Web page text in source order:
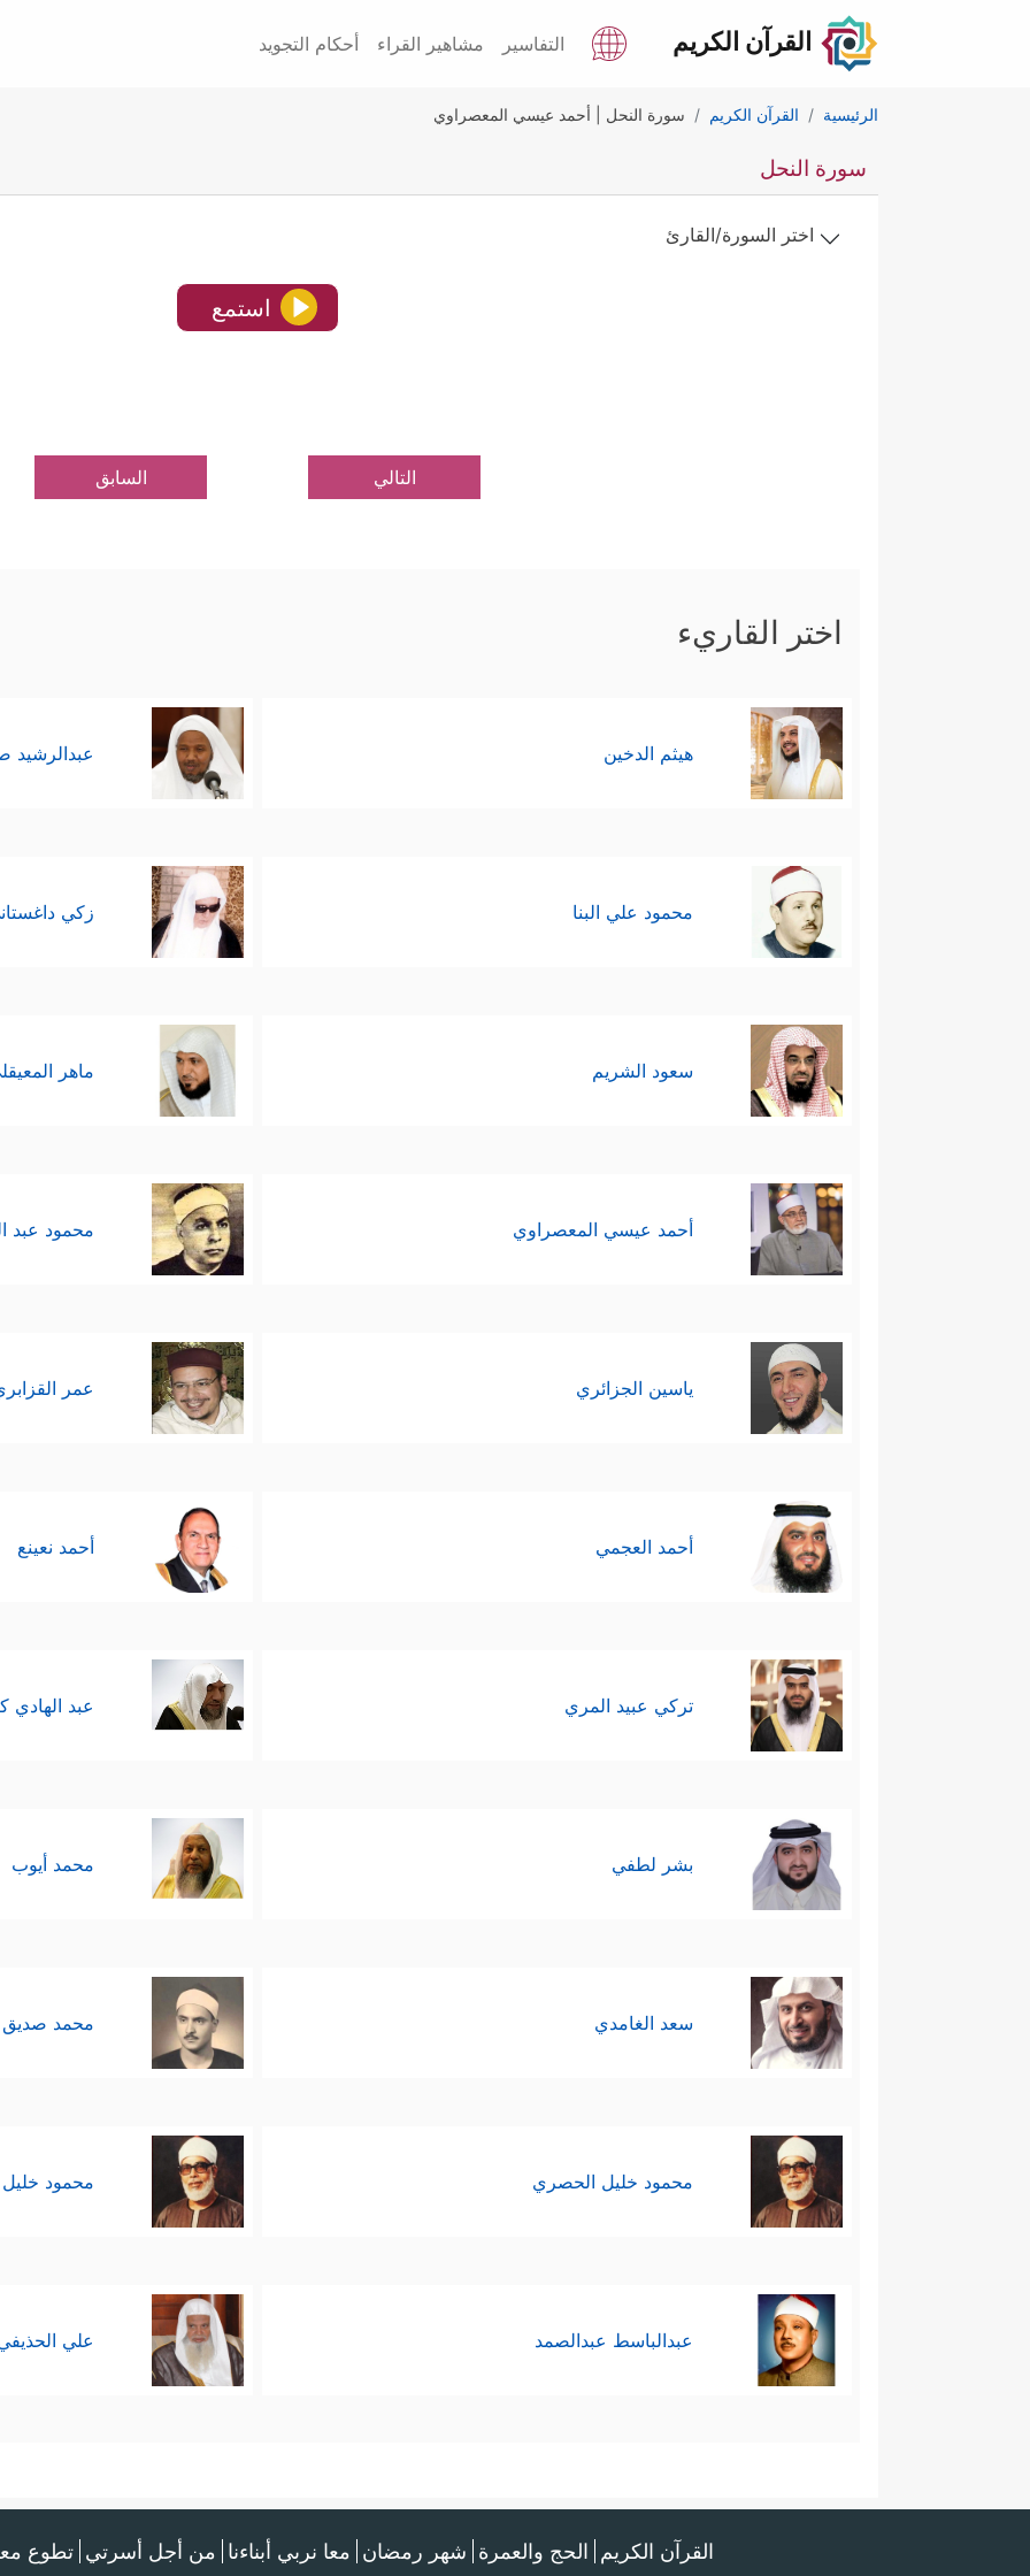
القرآن الكريم التفاسير مشاهير القراء أحكام التجويد
الرئيسية القرآن الكريم سورة النحل | أحمد عيسي المعصراوي
سورة النحل
اختر السورة/القارئ
استمع
التالي السابق
اختر القاريء
هيثم الدخين عبدالرشيد
محمود علي البنا زكي
سعود الشريم ماهر
أحمد عيسي المعصراوي محمود عبد
ياسين الجزائري عمر
أحمد العجمي أحمد نعينع
تركي عبيد المري عبد الهادي
بشر لطفي محمد أيوب
سعد الغامدي محمد صديق
محمود خليل الحصري محمود
عبدالباسط عبدالصمد علي
القرآن الكريم الحج والعمرة شهر رمضان معا نربي أبناءنا من أجل أسرتي تطوع